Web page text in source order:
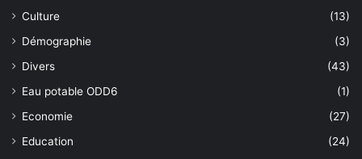
Culture
(13)
Démographie
(3)
Divers
(43)
Eau potable ODD6
(1)
Economie
(27)
Education
(24)